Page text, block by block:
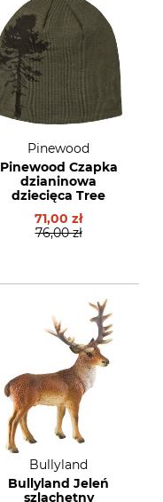
Pinewood
Pinewood Czapka
dzianinowa
dziecięca Tree
71,00 zł
76,00 zł
Bullyland
Bullyland Jeleń
szlachetny